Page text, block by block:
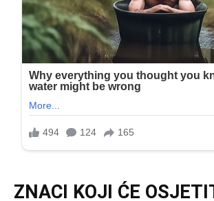
ZNACI KOJI ĆE